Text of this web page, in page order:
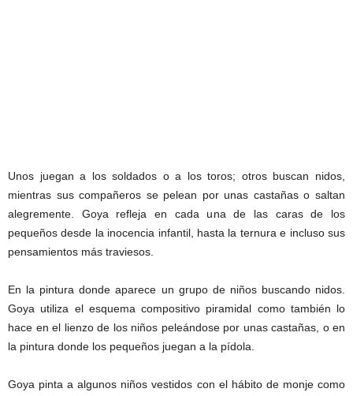
Unos juegan a los soldados o a los toros; otros buscan nidos,
mientras sus compañeros se pelean por unas castañas o saltan
alegremente. Goya refleja en cada una de las caras de los
pequeños desde la inocencia infantil, hasta la ternura e incluso sus
pensamientos más traviesos.
En la pintura donde aparece un grupo de niños buscando nidos.
Goya utiliza el esquema compositivo piramidal como también lo
hace en el lienzo de los niños peleándose por unas castañas, o en
la pintura donde los pequeños juegan a la pídola.
Goya pinta a algunos niños vestidos con el hábito de monje como